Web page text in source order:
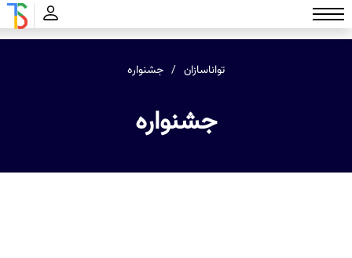
تواناسازان جشنواره
جشنواره